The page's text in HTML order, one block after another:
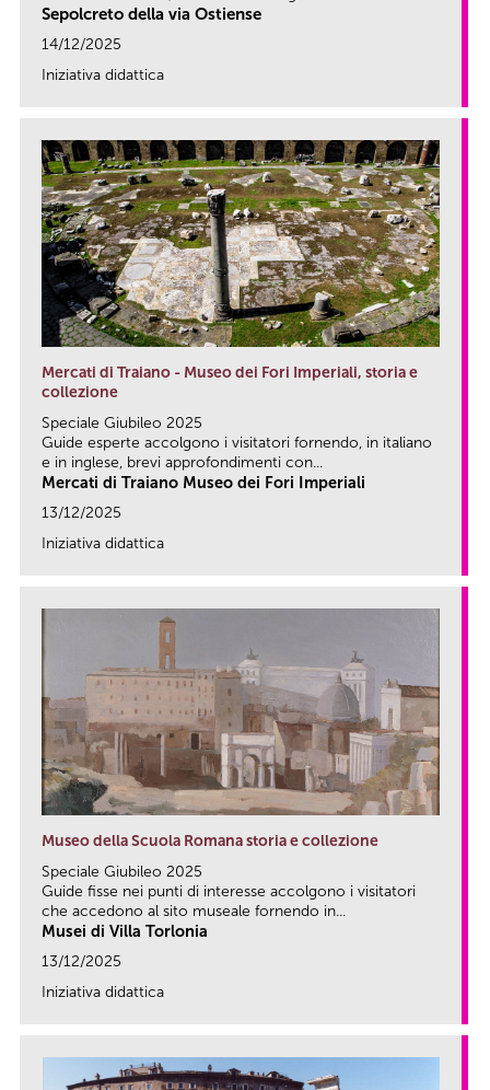
Sepolcreto della via Ostiense
14/12/2025
Iniziativa didattica
Mercati di Traiano - Museo dei Fori Imperiali, storia e
collezione
Speciale Giubileo 2025
Guide esperte accolgono i visitatori fornendo, in italiano
e in inglese, brevi approfondimenti con...
Mercati di Traiano Museo dei Fori Imperiali
13/12/2025
Iniziativa didattica
Museo della Scuola Romana storia e collezione
Speciale Giubileo 2025
Guide fisse nei punti di interesse accolgono i visitatori
che accedono al sito museale fornendo in...
Musei di Villa Torlonia
13/12/2025
Iniziativa didattica